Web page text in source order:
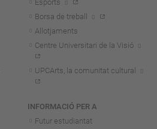
Esports
Borsa de treball
Allotjaments
Centre Universitari de la Visió
UPCArts, la comunitat cultural
INFORMACIÓ PER A
Futur estudiantat